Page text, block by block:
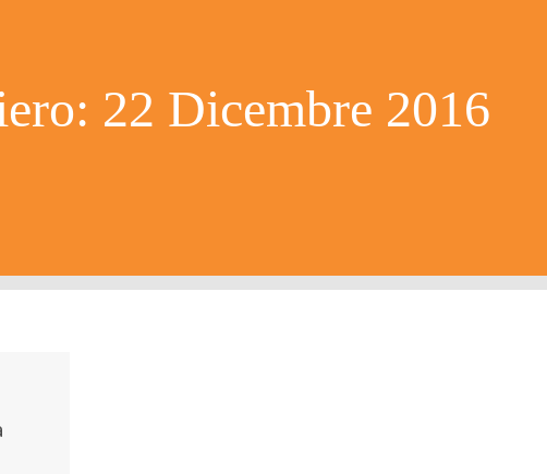
22 Dicembre 2016